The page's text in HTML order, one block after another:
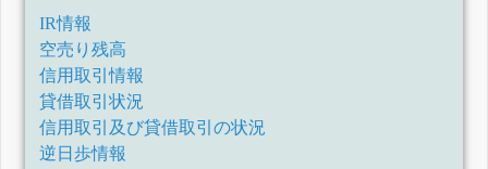
IR情報
空売り残高
信用取引情報
貸借取引状況
信用取引及び貸借取引の状況
逆日歩情報